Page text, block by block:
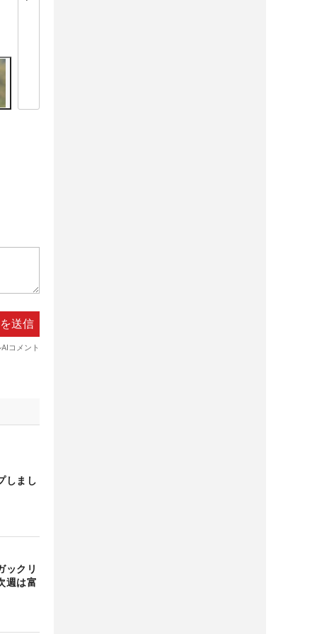
しまし
ックリ
週は富